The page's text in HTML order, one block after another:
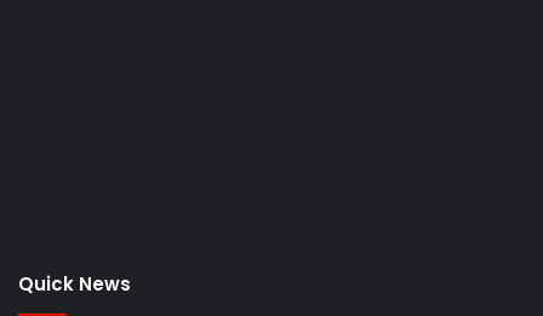
Quick News